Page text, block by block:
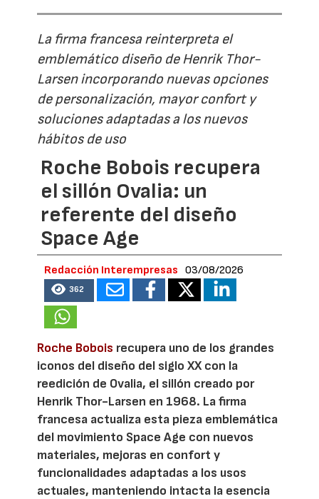
La firma francesa reinterpreta el
emblemático diseño de Henrik Thor-
Larsen incorporando nuevas opciones
de personalización, mayor confort y
soluciones adaptadas a los nuevos
hábitos de uso
Roche Bobois recupera
el sillón Ovalia: un
referente del diseño
Space Age
Redacción Interempresas 03/08/2026
362
Roche Bobois recupera uno de los grandes
iconos del diseño del siglo XX con la
reedición de Ovalia, el sillón creado por
Henrik Thor-Larsen en 1968. La firma
francesa actualiza esta pieza emblemática
del movimiento Space Age con nuevos
materiales, mejoras en confort y
funcionalidades adaptadas a los usos
actuales, manteniendo intacta la esencia